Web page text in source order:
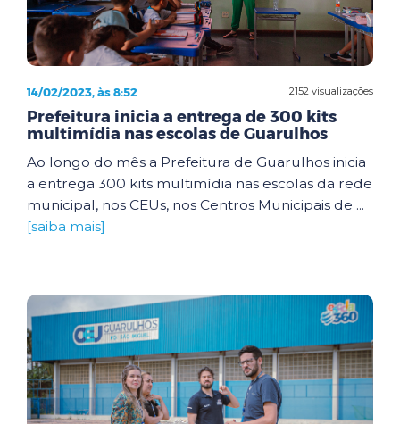
2152 visualizações
14/02/2023, às 8:52
Prefeitura inicia a entrega de 300 kits
multimídia nas escolas de Guarulhos
Ao longo do mês a Prefeitura de Guarulhos inicia
a entrega 300 kits multimídia nas escolas da rede
municipal, nos CEUs, nos Centros Municipais de ...
[saiba mais]